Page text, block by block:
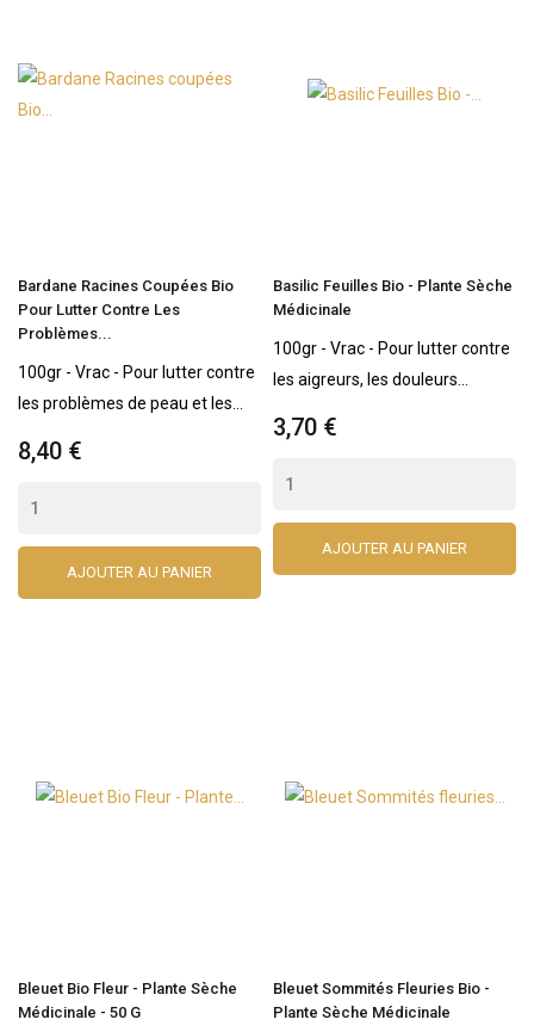
Bardane Racines Coupées Bio
Pour Lutter Contre Les
Problèmes...
100gr - Vrac - Pour lutter contre
les problèmes de peau et les...
8,40 €
AJOUTER AU PANIER
Basilic Feuilles Bio - Plante Sèche
Médicinale
100gr - Vrac - Pour lutter contre
les aigreurs, les douleurs...
3,70 €
AJOUTER AU PANIER
Bleuet Bio Fleur - Plante Sèche
Médicinale - 50 G
Bleuet Sommités Fleuries Bio -
Plante Sèche Médicinale